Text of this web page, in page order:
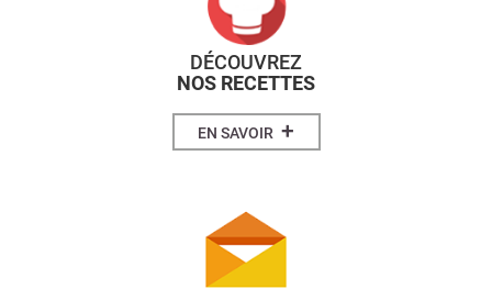
DÉCOUVREZ
NOS RECETTES
EN SAVOIR +